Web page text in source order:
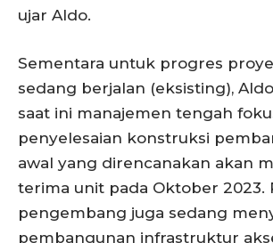
ujar Aldo.
Sementara untuk progres
sedang berjalan (eksisting),
saat ini manajemen tengah
penyelesaian konstruksi
awal yang direncanakan akan
terima unit pada Oktober 2023.
pengembang juga sedang
pembangunan infrastruktur